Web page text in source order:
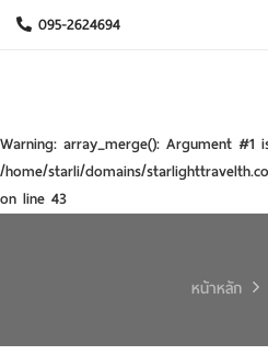
095-2624694
Warning: array_merge(): Argument #1
/home/starli/domains/
on line 43
หน้าหลัก